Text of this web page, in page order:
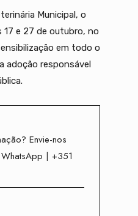
Municipal, o
17 e 27 de outubro, no
em todo o
adoção responsável
Envie-nos
| +351